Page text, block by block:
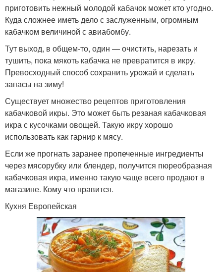
приготовить нежный молодой кабачок может кто угодно.
Куда сложнее иметь дело с заслуженным, огромным
кабачком величиной с авиабомбу.
Тут выход, в общем-то, один — очистить, нарезать и
тушить, пока мякоть кабачка не превратится в икру.
Превосходный способ сохранить урожай и сделать
запасы на зиму!
Существует множество рецептов приготовления
кабачковой икры. Это может быть резаная кабачковая
икра с кусочками овощей. Такую икру хорошо
использовать как гарнир к мясу.
Если же прогнать заранее пропеченные ингредиенты
через мясорубку или блендер, получится пюреобразная
кабачковая икра, именно такую чаще всего продают в
магазине. Кому что нравится.
Кухня Европейская